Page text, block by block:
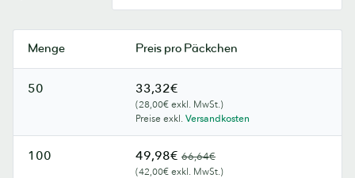
Menge Preis pro Päckchen
50 33,32€
(28,00€ exkl. MwSt.)
Preise exkl. Versandkosten
100 49,98€ 66,64€
(42,00€ exkl. MwSt.)